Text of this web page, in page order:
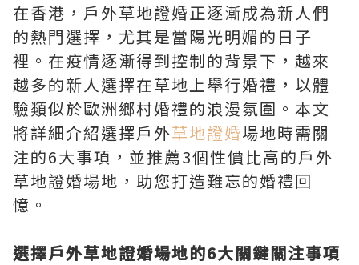
在香港，戶外草地證婚正逐漸成為新人們
的熱門選擇，尤其是當陽光明媚的日子
裡。在疫情逐漸得到控制的背景下，越來
越多的新人選擇在草地上舉行婚禮，以體
驗類似於歐洲鄉村婚禮的浪漫氛圍。本文
將詳細介紹選擇戶外草地證婚場地時需關
注的6大事項，並推薦3個性價比高的戶外
草地證婚場地，助您打造難忘的婚禮回
憶。
選擇戶外草地證婚場地的6大關鍵關注事項